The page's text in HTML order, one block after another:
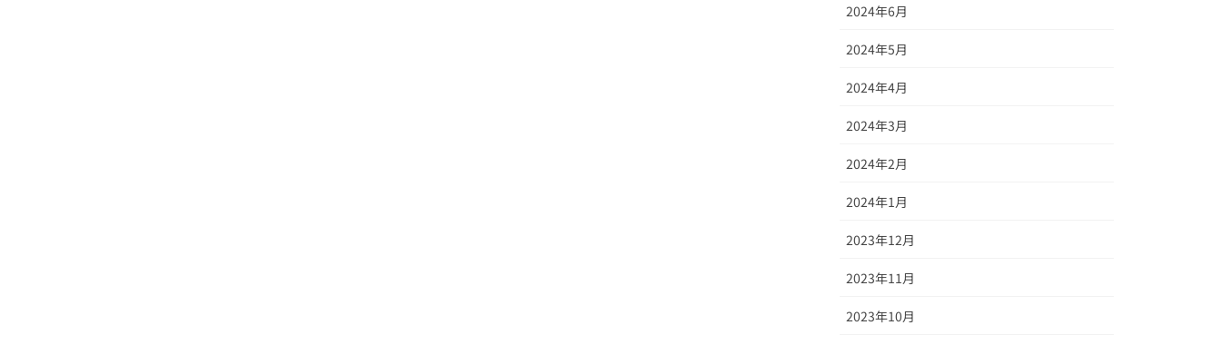
2024年6月
2024年5月
2024年4月
2024年3月
2024年2月
2024年1月
2023年12月
2023年11月
2023年10月